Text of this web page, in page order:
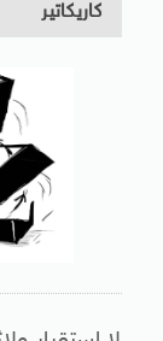
كاريكاتير